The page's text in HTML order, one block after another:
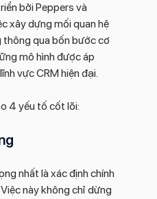
bởi Peppers và
xây dựng mối quan hệ
qua bốn bước cơ
mô hình được áp
vực CRM hiện đại.
4 yếu tố cốt lõi:
nhất là xác định chính
này không chỉ dừng